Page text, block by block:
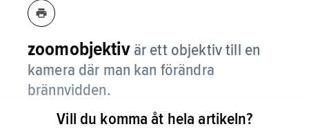
zoomobjektiv är ett objektiv till en
kamera där man kan förändra
brännvidden.
Brännvidden hos ett objektiv bestämmer hur
Vill du komma åt hela artikeln?